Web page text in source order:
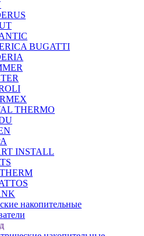
BUGATTI
THERMO
INSTALL
накопительные